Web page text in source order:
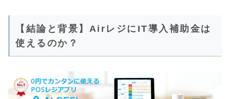
【結論と背景】AirレジにIT導入補助金は
使えるのか？